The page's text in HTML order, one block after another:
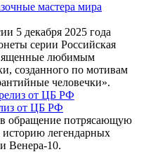
мастера мира
5 декабря 2025 года
серии Российская
любимым
созданного по мотивам
человечки».
от ЦБ РФ
обращение потрясающую
легендарных
Венера-10.